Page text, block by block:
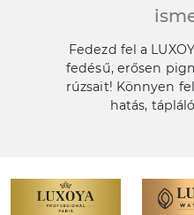
Fedezd fel a
fedésű, erősen
rúzsait! Könnyen
hatás,